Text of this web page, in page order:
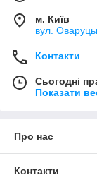
м. Київ
вул.
Контакти
Сьогодні
Показати
Про нас
Контакти